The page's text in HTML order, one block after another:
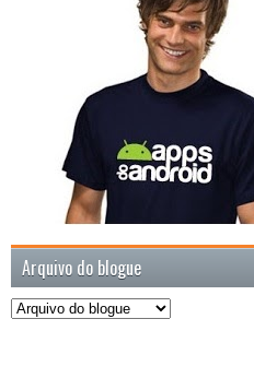
Arquivo do blogue